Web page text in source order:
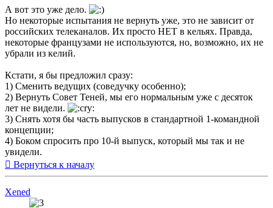
А вот это уже дело.
Но некоторые испытания не вернуть уже, это не зависит от
российских телеканалов. Их просто НЕТ в кельях. Правда,
некоторые французами не используются, но, возможно, их не
убрали из келий.
Кстати, я бы предложил сразу:
1) Сменить ведущих (соведучку особенно);
2) Вернуть Совет Теней, мы его нормальным уже с десяток
лет не видели.
3) Снять хотя бы часть выпусков в стандартной 1-командной
концепции;
4) Боком спросить про 10-й выпуск, который мы так и не
увидели.
Вернуться к началу
Xened